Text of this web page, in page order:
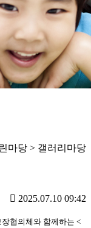
마당 > 갤러리마당
2025.07.10 09:42
협의체와 함께하는 <